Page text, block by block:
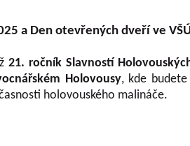
a Den otevřených dveří ve
21. ročník Slavností
Holovousy, kde
holovouského malináče.